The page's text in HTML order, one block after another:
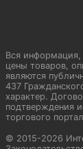
Вся информация,
цены товаров,
являются
437
характер.
подтверждения
торгового
© 2015-2026